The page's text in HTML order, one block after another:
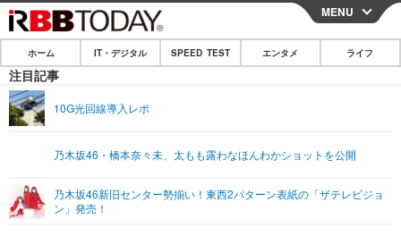
CLOSE
ホーム
IT・デジタル
ショッピング その他
エンタメTOP
ライフ
MENU
ホーム IT・デジタル SPEED TEST エンタメ ライフ
注目記事
10G光回線導入レポ
乃木坂46・橋本奈々未、太もも露わなほんわかショットを公開
乃木坂46新旧センター勢揃い！東西2パターン表紙の「ザテレビジョ
ン」発売！